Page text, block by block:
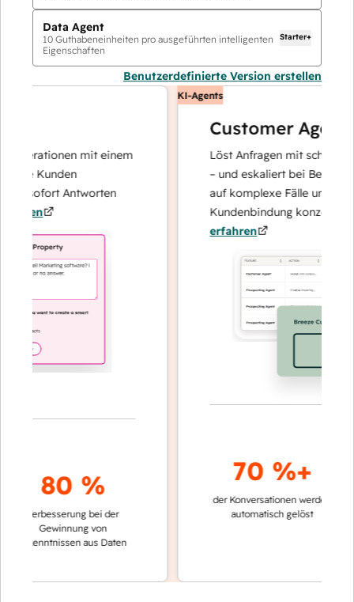
Data Agent
10 Guthabeneinheiten pro ausgeführten intelligenten
Eigenschaften
Starter+
Benutzerdefinierte Version erstellen
mit einem
Kunden
sofort Antworten
80 %
Verbesserung bei der
Gewinnung von
aus Daten
KI-Agents
Customer Agent
Löst Anfragen mit schnellen,
– und eskaliert bei Bedarf,
auf komplexe Fälle und den
Kundenbindung konzentrieren
erfahren
70 %+
der Konversationen werden
automatisch gelöst